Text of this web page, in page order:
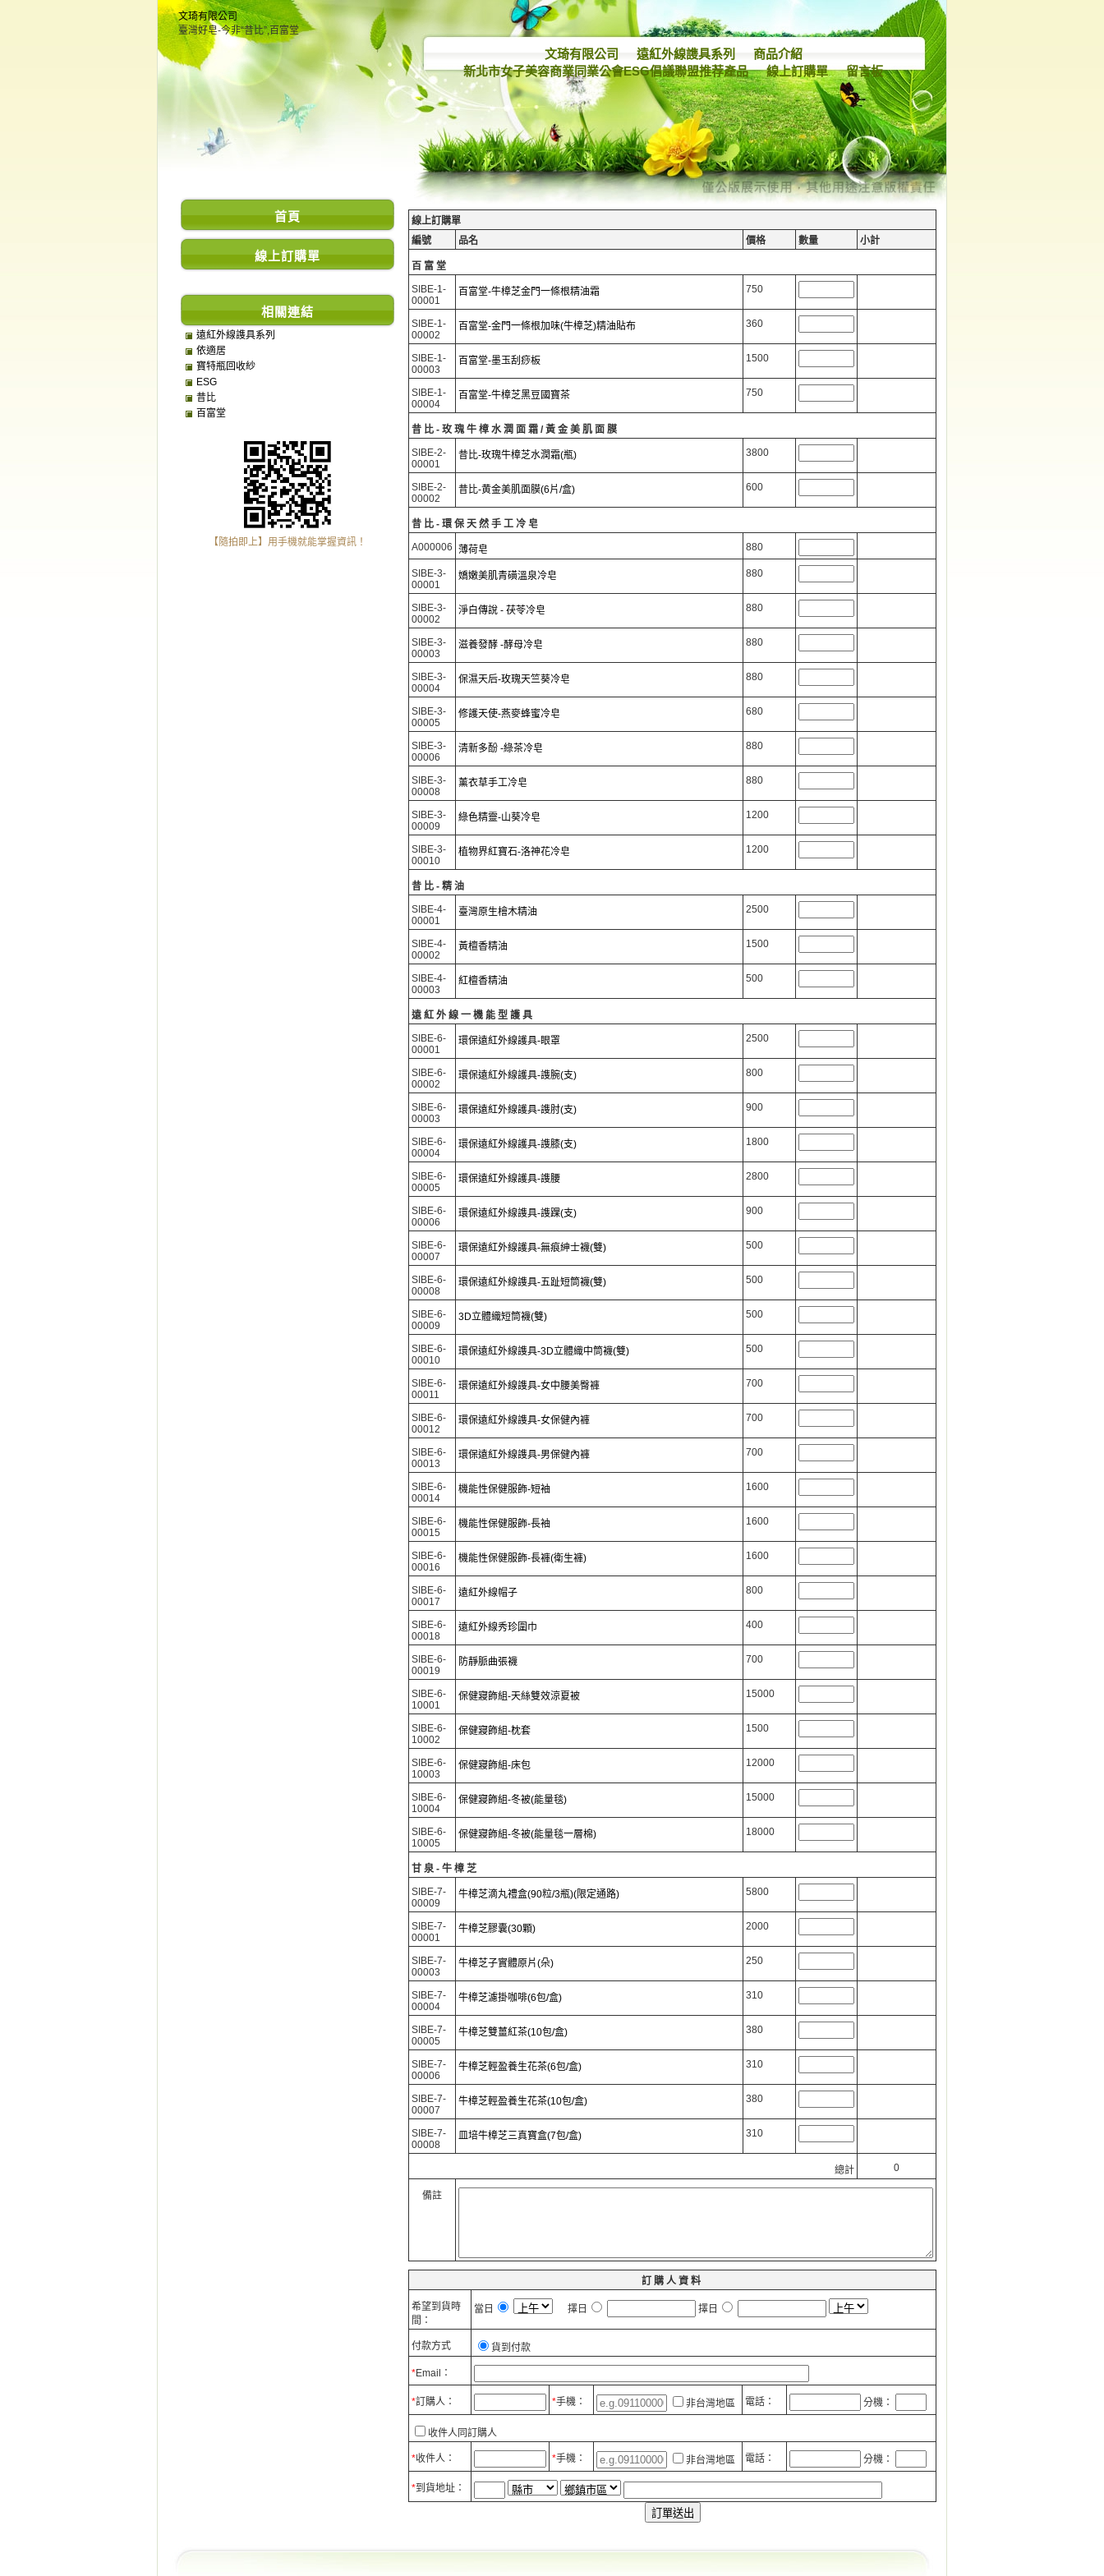
文琦有限公司
臺灣好皂-今非“昔比”,百富堂
文琦有限公司 遠紅外線謢具系列
商品介紹
新北市女子美容商業同業公會ESG倡議聯盟推荐產品
線上訂購單 留言板
線上訂購單
編號
品名 價格 數量 小計
百富堂
SIBE-1-
00001
百富堂-牛樟芝金門一條根精油霜 750
SIBE-1-
00002
百富堂-金門一條根加味(牛樟芝)精油貼布 360
SIBE-1-
00003
百富堂-墨玉刮痧板 1500
SIBE-1-
00004
百富堂-牛樟芝黑豆國寶茶 750
昔比-玫瑰牛樟水潤面霜/黃金美肌面膜
SIBE-2-
00001
昔比-玫瑰牛樟芝水潤霜(瓶) 3800
SIBE-2-
00002
昔比-黄金美肌面膜(6片/盒) 600
昔比-環保天然手工冷皂
A000006 薄荷皂 880
SIBE-3-
00001
嬌嫩美肌青磺溫泉冷皂 880
SIBE-3-
00002
淨白傳說 - 茯苓冷皂 880
SIBE-3-
00003
滋養發酵 -酵母冷皂 880
SIBE-3-
00004
保濕天后-玫瑰天竺葵冷皂 880
SIBE-3-
00005
修護天使-燕麥蜂蜜冷皂 680
SIBE-3-
00006
清新多酚 -綠茶冷皂 880
SIBE-3-
00008
薰衣草手工冷皂 880
SIBE-3-
00009
綠色精靈-山葵冷皂 1200
SIBE-3-
00010
植物界紅寶石-洛神花冷皂 1200
昔比-精油
SIBE-4-
00001
臺灣原生檜木精油 2500
SIBE-4-
00002
黃檀香精油 1500
SIBE-4-
00003
紅檀香精油 500
遠紅外線一機能型護具
SIBE-6-
00001
環保遠紅外線護具-眼罩 2500
SIBE-6-
00002
環保遠紅外線護具-謢腕(支) 800
SIBE-6-
00003
環保遠紅外線護具-謢肘(支) 900
SIBE-6-
00004
環保遠紅外線護具-謢膝(支) 1800
SIBE-6-
00005
環保遠紅外線護具-謢腰 2800
SIBE-6-
00006
環保遠紅外線謢具-謢踝(支) 900
SIBE-6-
00007
環保遠紅外線護具-無痕紳士襪(雙) 500
SIBE-6-
00008
環保遠紅外線謢具-五趾短筒襪(雙) 500
SIBE-6-
00009
3D立體織短筒襪(雙) 500
SIBE-6-
00010
環保遠紅外線謢具-3D立體織中筒襪(雙) 500
SIBE-6-
00011
環保遠紅外線謢具-女中腰美臀褲 700
SIBE-6-
00012
環保遠紅外線謢具-女保健內褲 700
SIBE-6-
00013
環保遠紅外線謢具-男保健內褲 700
SIBE-6-
00014
機能性保健服飾-短袖 1600
SIBE-6-
00015
機能性保健服飾-長袖 1600
SIBE-6-
00016
機能性保健服飾-長褲(衛生褲) 1600
SIBE-6-
00017
遠紅外線帽子 800
SIBE-6-
00018
遠紅外線秀珍圍巾 400
SIBE-6-
00019
防靜脈曲張襪 700
SIBE-6-
10001
保健寢飾組-天絲雙效涼夏被 15000
SIBE-6-
10002
保健寢飾組-枕套 1500
SIBE-6-
10003
保健寢飾組-床包 12000
SIBE-6-
10004
保健寢飾組-冬被(能量毯) 15000
SIBE-6-
10005
保健寢飾組-冬被(能量毯一層棉) 18000
甘泉-牛樟芝
SIBE-7-
00009
牛樟芝滴丸禮盒(90粒/3瓶)(限定通路) 5800
SIBE-7-
00001
牛樟芝膠囊(30顆) 2000
SIBE-7-
00003
牛樟芝子實體原片(朵) 250
SIBE-7-
00004
牛樟芝濾掛咖啡(6包/盒) 310
SIBE-7-
00005
牛樟芝雙薑紅茶(10包/盒) 380
SIBE-7-
00006
牛樟芝輕盈養生花茶(6包/盒) 310
SIBE-7-
00007
牛樟芝輕盈養生花茶(10包/盒) 380
SIBE-7-
00008
皿培牛樟芝三真寶盒(7包/盒) 310
總計 0
備註
訂購人資料
希望到貨時
間：
當日 擇日 擇日
付款方式 貨到付款
*Email：
*訂購人： *手機： 非台灣地區 電話： 分機：
收件人同訂購人
*收件人： *手機： 非台灣地區 電話： 分機：
*到貨地址：
首頁
線上訂購單
相關連結
遠紅外線謢具系列
依適居
寶特瓶回收紗
ESG
昔比
百富堂
【隨拍即上】用手機就能掌握資訊！